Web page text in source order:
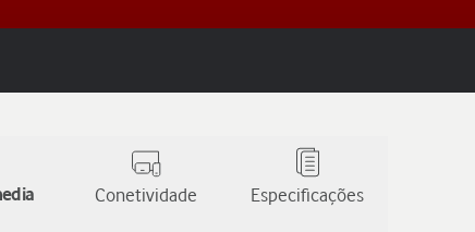
Conetividade Especificações